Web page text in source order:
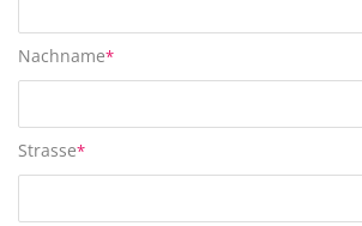
Nachname*
Strasse*